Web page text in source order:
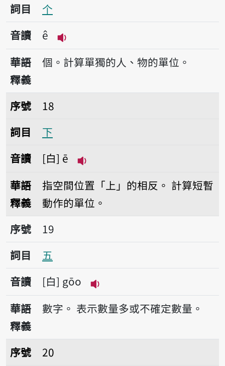
詞目
个
音讀
ê
播放音讀ê
華語
釋義
個。計算單獨的人、物的單位。
序號18下
序號
18
詞目
下
音讀
白 ē
華語
釋義
指空間位置「上」的相反。 計算短暫
動作的單位。
序號19五
序號
19
詞目
五
音讀
白 gōo
播放音讀gōo
華語
釋義
數字。 表示數量多或不確定數量。
序號20月
序號
20